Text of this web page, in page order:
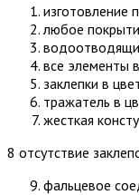
изготовление
любое
все элементы
заклепки в
тражатель в
жесткая
8 отсутствие
фальцевое